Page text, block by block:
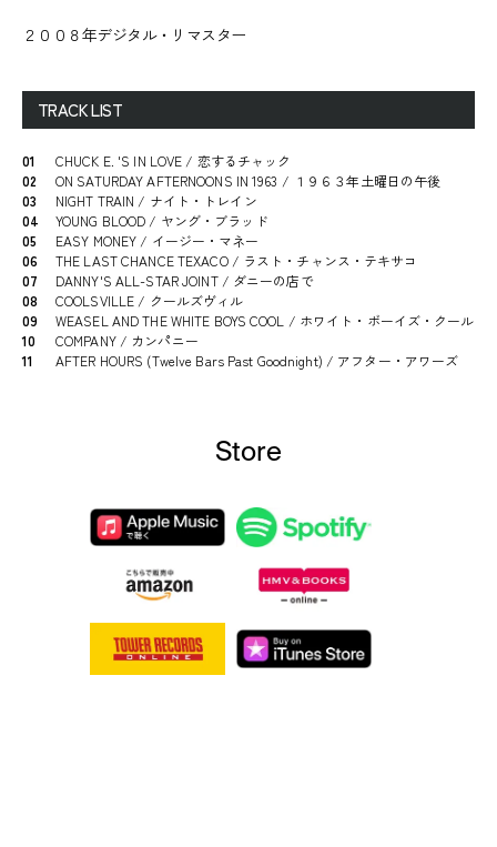
２００８年デジタル・リマスター
TRACK LIST
01
CHUCK E. 'S IN LOVE / 恋するチャック
02
ON SATURDAY AFTERNOONS IN 1963 / １９６３年土曜日の午後
03
NIGHT TRAIN / ナイト・トレイン
04
YOUNG BLOOD / ヤング・ブラッド
05
EASY MONEY / イージー・マネー
06
THE LAST CHANCE TEXACO / ラスト・チャンス・テキサコ
07
DANNY'S ALL-STAR JOINT / ダニーの店で
08
COOLSVILLE / クールズヴィル
09
WEASEL AND THE WHITE BOYS COOL / ホワイト・ボーイズ・クール
10
COMPANY / カンパニー
11
AFTER HOURS (Twelve Bars Past Goodnight) / アフター・アワーズ
Store